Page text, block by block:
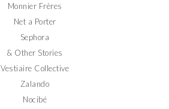
Monnier Frères
Net a Porter
Sephora
& Other Stories
Vestiaire Collective
Zalando
Nocibé